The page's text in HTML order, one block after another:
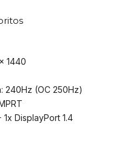
1440
240Hz (OC 250Hz)
DisplayPort 1.4